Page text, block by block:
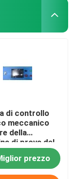
di EV
di controllo
meccanico
della
di prova del
della
prezzo